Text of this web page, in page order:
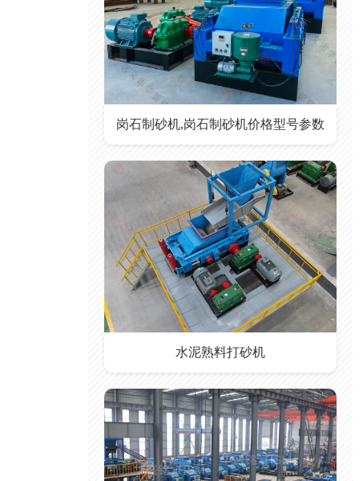
岗石制砂机,岗石制砂机价格型号参数
水泥熟料打砂机